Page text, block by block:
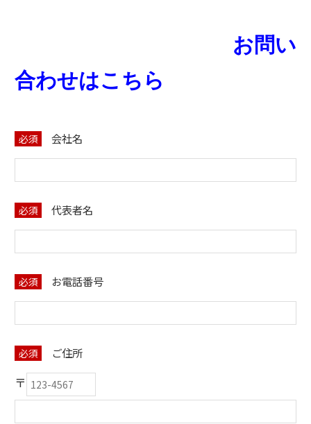
お問い
合わせはこちら
必須 会社名
必須 代表者名
必須 お電話番号
必須 ご住所
〒